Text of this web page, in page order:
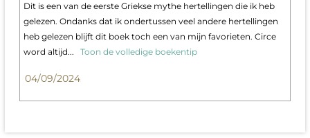
Dit is een van de eerste Griekse mythe hertellingen die ik heb
gelezen. Ondanks dat ik ondertussen veel andere hertellingen
heb gelezen blijft dit boek toch een van mijn favorieten. Circe
word altijd...
Toon de volledige boekentip
04/09/2024